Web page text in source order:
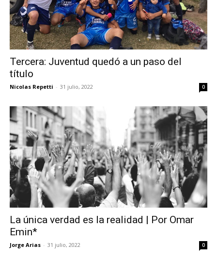
Tercera: Juventud quedó a un paso del
título
Nicolas Repetti - 31 julio, 2022 0
La única verdad es la realidad | Por Omar
Emin*
Jorge Arias - 31 julio, 2022 0